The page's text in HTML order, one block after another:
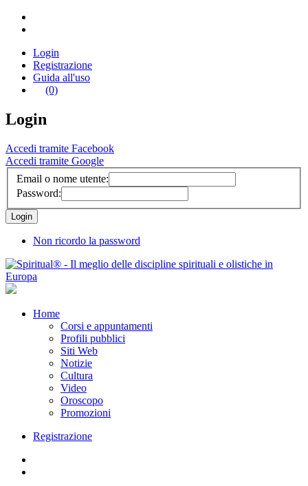
Login
Registrazione
Guida all'uso
(0)
Login
Accedi tramite Facebook
Accedi tramite Google
Email o nome utente:
Password:
Non ricordo la password
Home
Corsi e appuntamenti
Profili pubblici
Siti Web
Notizie
Cultura
Video
Oroscopo
Promozioni
Registrazione